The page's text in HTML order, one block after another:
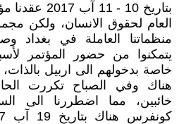
بتاريخ 10 - 11
العام لحقوق الانسان، ولكن
منظماتنا العاملة في بغداد
يتمكنوا من حضور المؤتمر
خاصة بدخولهم الى اربيل
هناك وفي الصباح تكررت
خائبين، مما اضطررنا الى